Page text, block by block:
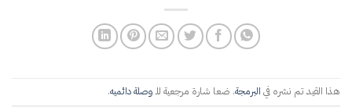
هذا القيد تم نشره في البرمجة. ضعا شارة مرجعية للـوصلة دائميه.